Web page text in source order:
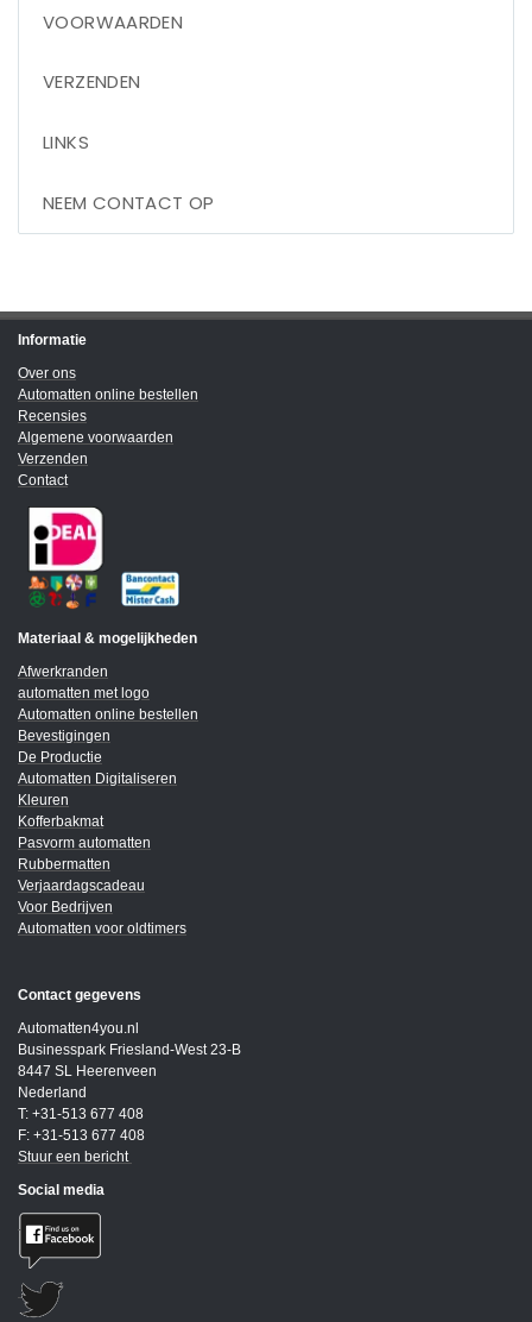
VOORWAARDEN
VERZENDEN
LINKS
NEEM CONTACT OP
Informatie
Over ons
Automatten online bestellen
Recensies
Algemene voorwaarden
Verzenden
Contact
Materiaal & mogelijkheden
Afwerkranden
automatten met logo
Automatten online bestellen
Bevestigingen
De Productie
Automatten Digitaliseren
Kleuren
Kofferbakmat
Pasvorm automatten
Rubbermatten
Verjaardagscadeau
Voor Bedrijven
Automatten voor oldtimers
Contact gegevens
Automatten4you.nl
Businesspark Friesland-West 23-B
8447 SL Heerenveen
Nederland
T: +31-513 677 408
F: +31-513 677 408
Stuur een bericht
Social media